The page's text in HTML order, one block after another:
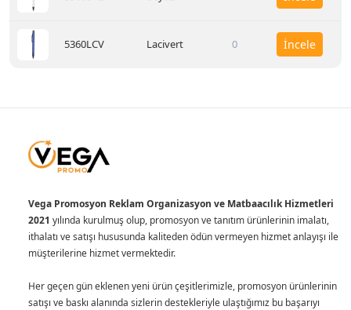
5360LCV Lacivert 0 İncele
Vega Promosyon Reklam Organizasyon ve Matbaacılık Hizmetleri
2021 yılında kurulmuş olup, promosyon ve tanıtım ürünlerinin imalatı,
ithalatı ve satışı hususunda kaliteden ödün vermeyen hizmet anlayışı ile
müşterilerine hizmet vermektedir.
Her geçen gün eklenen yeni ürün çeşitlerimizle, promosyon ürünlerinin
satışı ve baskı alanında sizlerin destekleriyle ulaştığımız bu başarıyı